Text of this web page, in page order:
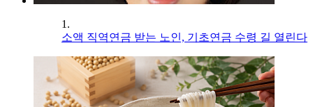
1.
소액 직역연금 받는 노인, 기초연금 수령 길 열린다